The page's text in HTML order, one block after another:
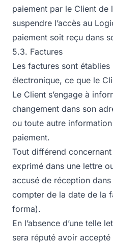
paiement par le Client de
suspendre l’accès au
paiement soit reçu dans
5.3. Factures
Les factures sont
électronique, ce que le
Le Client s’engage à
changement dans son
ou toute autre
paiement.
Tout différend
exprimé dans une lettre
accusé de réception
compter de la date de la
forma).
En l’absence d’une telle
sera réputé avoir